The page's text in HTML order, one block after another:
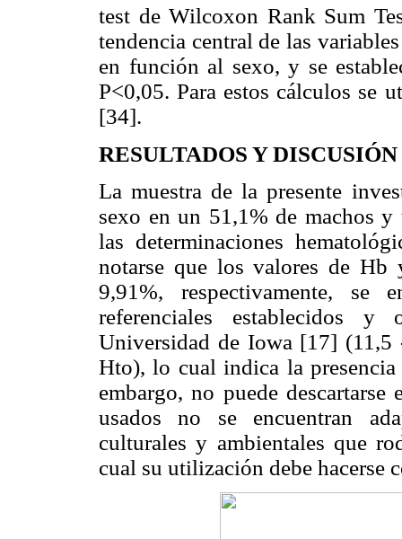
test de Wilcoxon Rank Sum
tendencia central de las
en función al sexo, y se
P<0,05. Para estos cálculos se
[34].
RESULTADOS Y DISCUSIÓN
La muestra de la presente
sexo en un 51,1% de machos
las determinaciones
notarse que los valores de
9,91%, respectivamente, se
referenciales establecidos
Universidad de Iowa [17]
Hto), lo cual indica la
embargo, no puede
usados no se encuentran
culturales y ambientales que
cual su utilización debe hacerse